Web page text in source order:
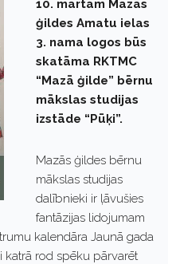
10. martam Mazās
ģildes Amatu ielas
3. nama logos būs
skatāma RKTMC
“Mazā ģilde” bērnu
mākslas studijas
izstāde “Pūķi”.
Mazās ģildes bērnu
mākslas studijas
dalībnieki ir ļāvušies
fantāzijas lidojumam
kalendāra Jaunā gada
katrā rod spēku pārvarēt